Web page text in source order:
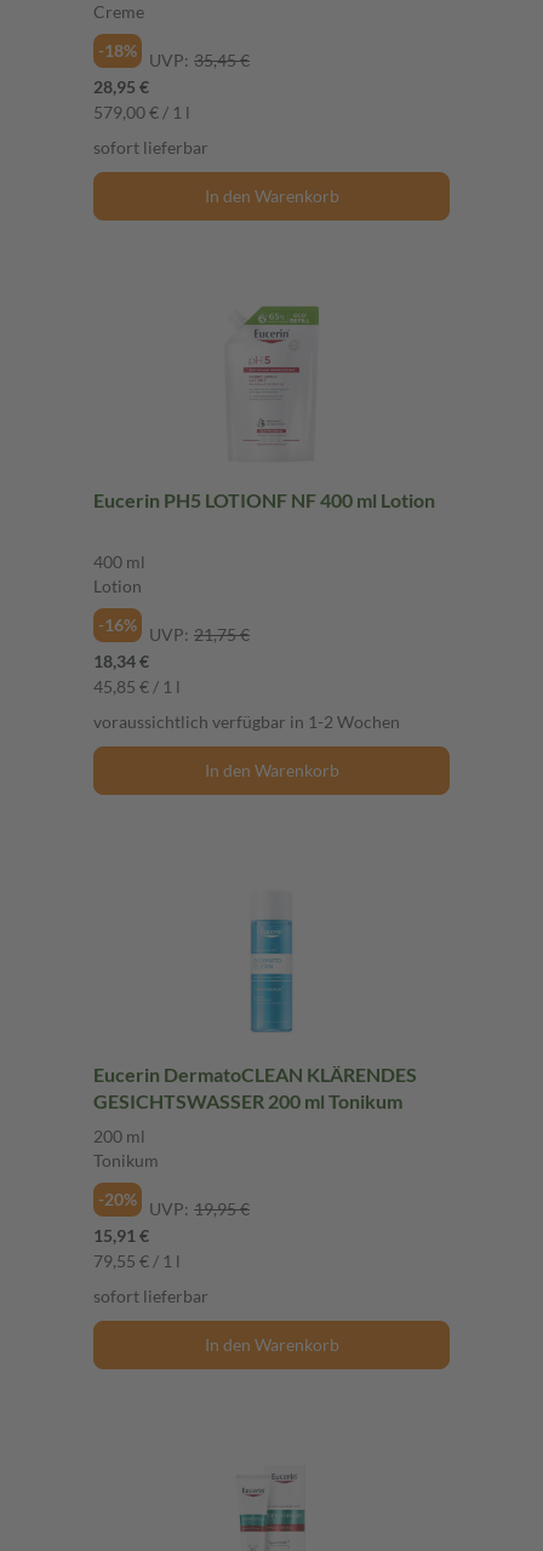
Creme
-18%
UVP: 35,45 €
28,95 €
579,00 € / 1 l
sofort lieferbar
In den Warenkorb
Eucerin PH5 LOTIONF NF 400 ml Lotion
400 ml
Lotion
-16%
UVP: 21,75 €
18,34 €
45,85 € / 1 l
voraussichtlich verfügbar in 1-2 Wochen
In den Warenkorb
Eucerin DermatoCLEAN KLÄRENDES
GESICHTSWASSER 200 ml Tonikum
200 ml
Tonikum
-20%
UVP: 19,95 €
15,91 €
79,55 € / 1 l
sofort lieferbar
In den Warenkorb